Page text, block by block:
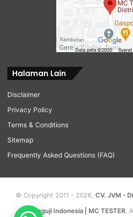
Halaman Lain
Disclaimer
Privacy Policy
Terms & Conditions
Sitemap
Frequently Asked Questions (FAQ)
© Copyright 2011 - 2026, CV. JVM -
Penguji Indonesia | MC TESTER,